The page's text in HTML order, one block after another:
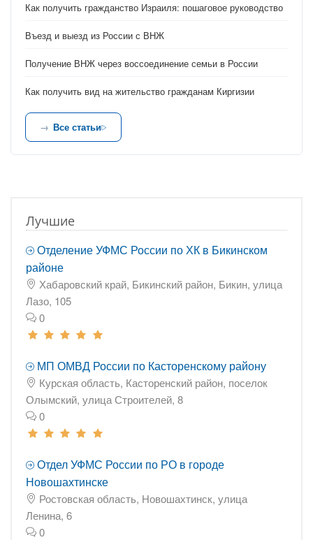
Как получить гражданство Израиля: пошаговое руководство
Въезд и выезд из России с ВНЖ
Получение ВНЖ через воссоединение семьи в России
Как получить вид на жительство гражданам Киргизии
Все статьи
Лучшие
Отделение УФМС России по ХК в Бикинском
районе
Хабаровский край, Бикинский район, Бикин, улица
Лазо, 105
0
МП ОМВД России по Касторенскому району
Курская область, Касторенский район, поселок
Олымский, улица Строителей, 8
0
Отдел УФМС России по РО в городе
Новошахтинске
Ростовская область, Новошахтинск, улица
Ленина, 6
0